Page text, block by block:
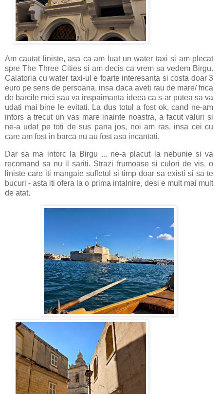
Am cautat liniste, asa ca am luat un water taxi si am plecat
spre The Three Cities si am decis ca vrem sa vedem Birgu.
Calatoria cu water taxi-ul e foarte interesanta si costa doar 3
euro pe sens de persoana, insa daca aveti rau de mare/ frica
de barcile mici sau va inspaimanta ideea ca s-ar putea sa va
udati mai bine le evitati. La dus totul a fost ok, cand ne-am
intors a trecut un vas mare inainte noastra, a facut valuri si
ne-a udat pe toti de sus pana jos, noi am ras, insa cei cu
care am fost in barca nu au fost asa incantati.
Dar sa ma intorc la Birgu ... ne-a placut la nebunie si va
recomand sa nu il sariti. Strazi frumoase si culori de vis, o
liniste care iti mangaie sufletul si timp doar sa existi si sa te
bucuri - asta iti ofera la o prima intalnire, desi e mult mai mult
de atat.